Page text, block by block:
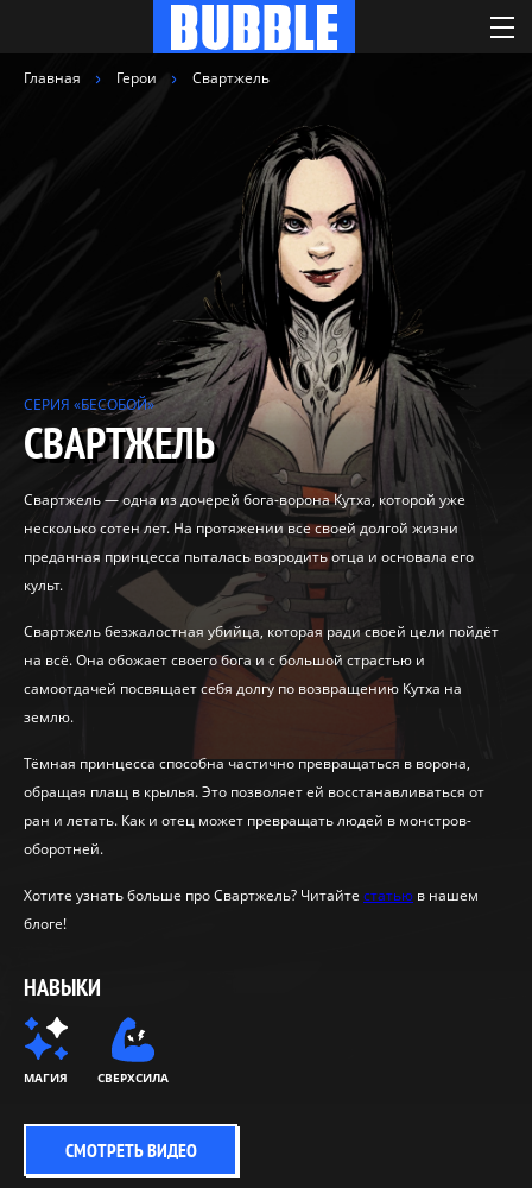
Главная Герои Свартжель
СЕРИЯ «БЕСОБОЙ»
СВАРТЖЕЛЬ
Свартжель — одна из дочерей бога-ворона Кутха, которой уже
несколько сотен лет. На протяжении все своей долгой жизни
преданная принцесса пыталась возродить отца и основала его
культ.
Свартжель безжалостная убийца, которая ради своей цели пойдёт
на всё. Она обожает своего бога и с большой страстью и
самоотдачей посвящает себя долгу по возвращению Кутха на
землю.
Тёмная принцесса способна частично превращаться в ворона,
обращая плащ в крылья. Это позволяет ей восстанавливаться от
ран и летать. Как и отец может превращать людей в монстров-
оборотней.
Хотите узнать больше про Свартжель? Читайте статью в нашем
блоге!
НАВЫКИ
МАГИЯ СВЕРХСИЛА
СМОТРЕТЬ ВИДЕО